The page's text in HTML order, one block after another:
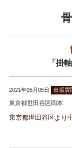
「掛
2021年05月05日 出張買
東京都世田谷区岡本
東京都世田谷区より